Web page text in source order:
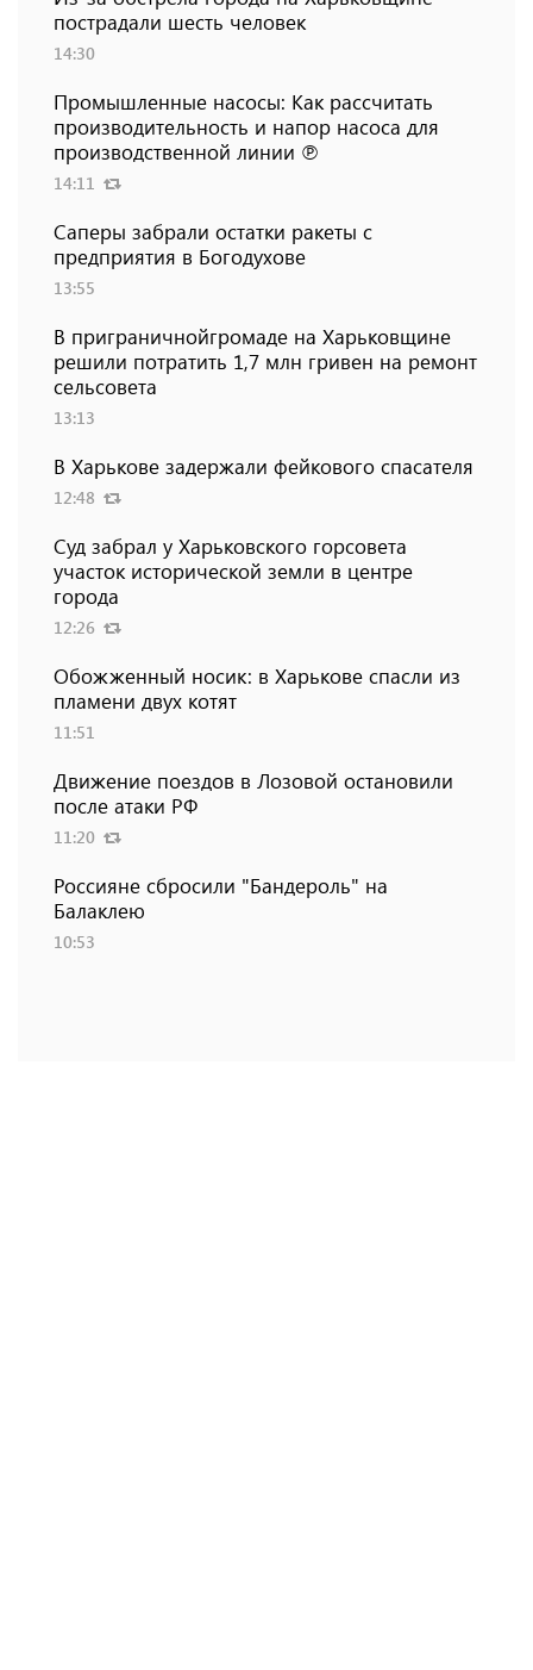
пострадали шесть человек
14:30
Промышленные насосы: Как рассчитать
производительность и напор насоса для
производственной линии ℗
14:11
Саперы забрали остатки ракеты с
предприятия в Богодухове
13:55
В приграничнойгромаде на Харьковщине
решили потратить 1,7 млн ​​гривен на ремонт
сельсовета
13:13
В Харькове задержали фейкового спасателя
12:48
Суд забрал у Харьковского горсовета
участок исторической земли в центре
города
12:26
Обожженный носик: в Харькове спасли из
пламени двух котят
11:51
Движение поездов в Лозовой остановили
после атаки РФ
11:20
Россияне сбросили "Бандероль" на
Балаклею
10:53